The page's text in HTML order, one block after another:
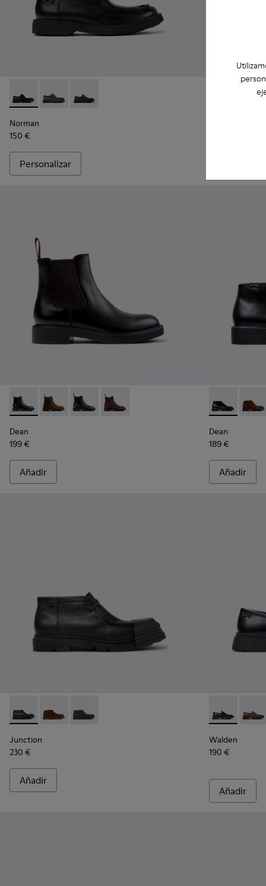
Norman - K100999-001 - Zapatos de piel negros para hombre.
Norman - K100999-005 - Zapatos de ante grises
Norman - K100999-002
Norman
150 €
Personalizar
Walden -
Dean - K300492-001 - Botines de piel negros para hombre.
Dean - K300492-007
Dean - K300492-005
Dean - K300492-004
Dean
199 €
Añadir
Dean -Dean
Dean
189 €
Añadir
Junction - K300475-004 - Botines de piel negros para
Junction - K300475-005 - Botines de ante marrón
Junction - K300475-001
Junction
230 €
Añadir
Walden -
Walden
190 €
Añadir